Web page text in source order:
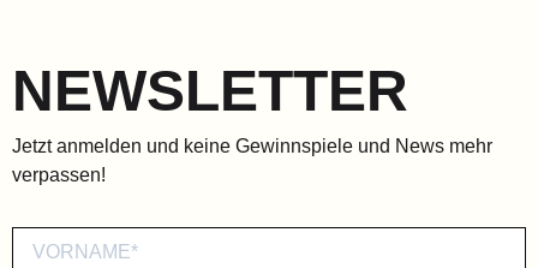
NEWSLETTER
Jetzt anmelden und keine Gewinnspiele und News mehr
verpassen!